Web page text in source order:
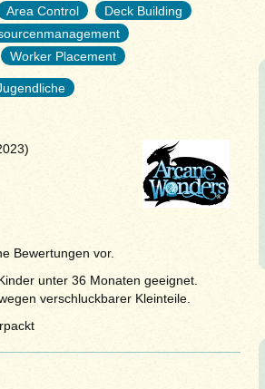
Area Control
Deck Building
Worker Placement
Bewertungen vor.
unter 36 Monaten geeignet.
verschluckbarer Kleinteile.